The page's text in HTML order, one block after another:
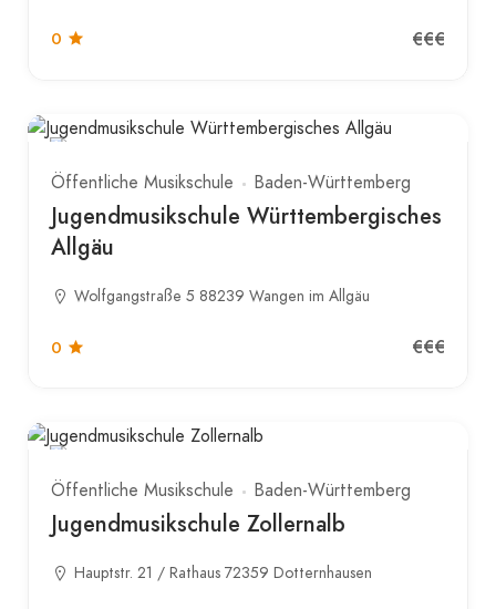
0 €€€
Öffentliche Musikschule Baden-Württemberg
Jugendmusikschule Württembergisches
Allgäu
Wolfgangstraße 5 88239 Wangen im Allgäu
0 €€€
Öffentliche Musikschule Baden-Württemberg
Jugendmusikschule Zollernalb
Hauptstr. 21 / Rathaus 72359 Dotternhausen